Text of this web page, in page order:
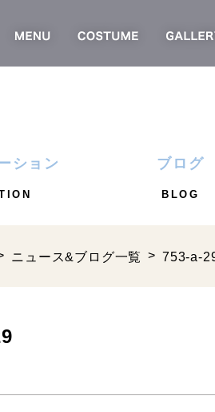
ション ブログ
BLOG
ニュース&ブログ一覧 753-a-